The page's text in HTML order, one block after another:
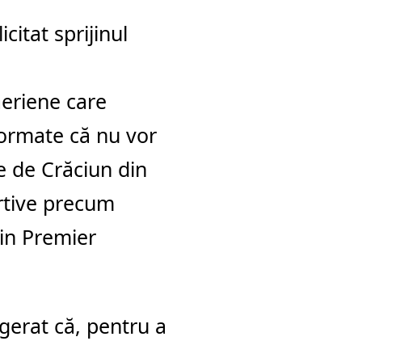
sprijinul
care
că nu vor
Crăciun din
precum
Premier
că, pentru a